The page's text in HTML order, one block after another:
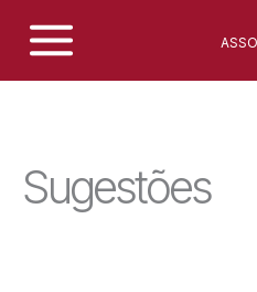
content
Sugestões